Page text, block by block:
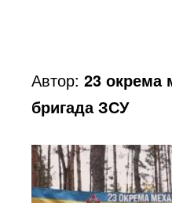
Автор:23 окрема
бригада ЗСУ